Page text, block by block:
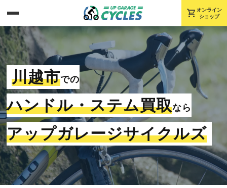
shopping_cart オンライン
ショップ
川越市での
ハンドル・ステム買取なら
アップガレージサイクルズ